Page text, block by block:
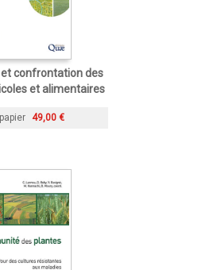
confrontation des
et alimentaires
49,00 €